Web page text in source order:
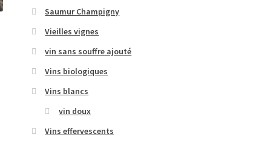
Saumur Champigny
Vieilles vignes
vin sans souffre ajouté
Vins biologiques
Vins blancs
vin doux
Vins effervescents